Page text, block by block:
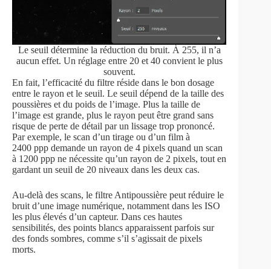
Le seuil détermine la réduction du bruit. À 255, il n’a
aucun effet. Un réglage entre 20 et 40 convient le plus
souvent.
En fait, l’efficacité du filtre réside dans le bon dosage
entre le rayon et le seuil. Le seuil dépend de la taille des
poussières et du poids de l’image. Plus la taille de
l’image est grande, plus le rayon peut être grand sans
risque de perte de détail par un lissage trop prononcé.
Par exemple, le scan d’un tirage ou d’un film à
2400 ppp demande un rayon de 4 pixels quand un scan
à 1200 ppp ne nécessite qu’un rayon de 2 pixels, tout en
gardant un seuil de 20 niveaux dans les deux cas.
Au-delà des scans, le filtre Antipoussière peut réduire le
bruit d’une image numérique, notamment dans les ISO
les plus élevés d’un capteur. Dans ces hautes
sensibilités, des points blancs apparaissent parfois sur
des fonds sombres, comme s’il s’agissait de pixels
morts.